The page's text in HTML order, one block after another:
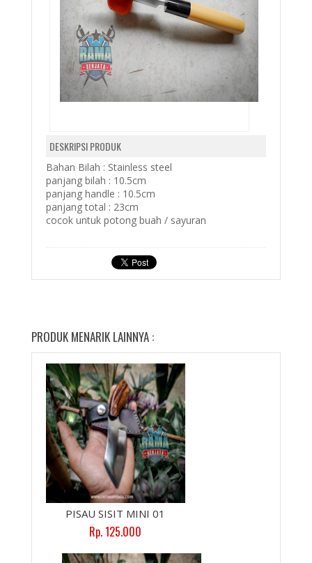
DESKRIPSI PRODUK
Bahan Bilah : Stainless steel
panjang bilah : 10.5cm
panjang handle : 10.5cm
panjang total : 23cm
cocok untuk potong buah / sayuran
PRODUK MENARIK LAINNYA :
PISAU SISIT MINI 01
Rp. 125.000